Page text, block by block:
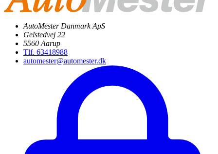
AutoMester Danmark ApS
Gelstedvej 22
5560 Aarup
Tlf. 63418988
automester@automester.dk